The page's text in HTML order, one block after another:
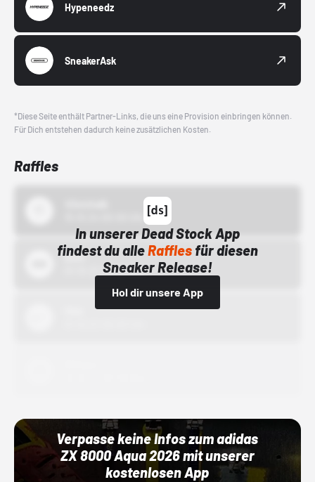
Hypeneedz
SneakerAsk
*Diese Seite enthält Partner-Links, die uns eine Provision einbringen können.
Für Dich entstehen dadurch keine zusätzlichen Kosten.
Raffles
In unserer Dead Stock App
findest du alleRafflesfür diesen
Sneaker Release!
Hol dir unsere App
Bstn
01.10.22 00:00 Uhr
Verpasse keine Infos zum adidas
ZX 8000 Aqua 2026 mit unserer
kostenlosen App